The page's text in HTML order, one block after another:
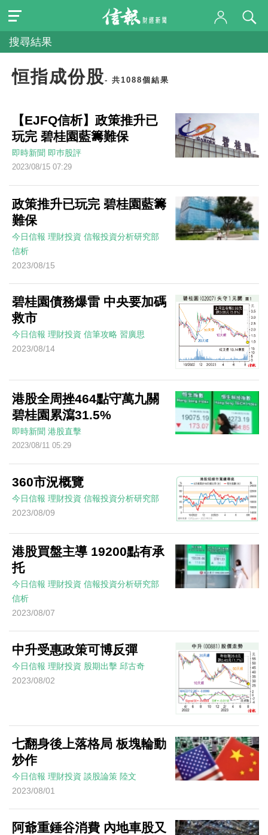
搜尋結果
恒指成份股- 共1088個結果
【EJFQ信析】政策推升已
玩完 碧桂園藍籌難保
即時新聞 即巿股評
2023/08/15 07:29
政策推升已玩完 碧桂園藍籌
難保
今日信報 理財投資 信報投資分析研究部
信析
2023/08/15
碧桂園債務爆雷 中央要加碼
救市
今日信報 理財投資 信筆攻略 習廣思
2023/08/14
港股全周挫464點守萬九關
碧桂園累瀉31.5%
即時新聞 港股直擊
2023/08/11 05:29
360市況概覽
今日信報 理財投資 信報投資分析研究部
2023/08/09
港股買盤主導 19200點有承
托
今日信報 理財投資 信報投資分析研究部
信析
2023/08/07
中升受惠政策可博反彈
今日信報 理財投資 股期出擊 邱古奇
2023/08/02
七翻身後上落格局 板塊輪動
炒作
今日信報 理財投資 談股論策 陸文
2023/08/01
阿爺重錘谷消費 內地車股又